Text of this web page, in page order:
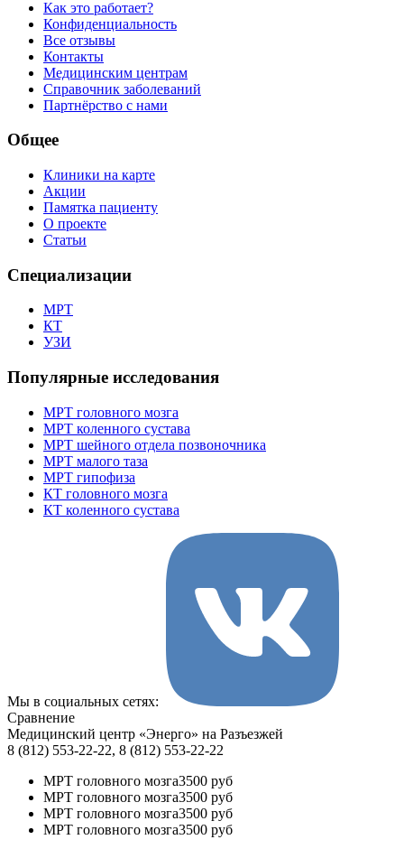
Как это работает?
Конфиденциальность
Все отзывы
Контакты
Медицинским центрам
Справочник заболеваний
Партнёрство с нами
Общее
Клиники на карте
Акции
Памятка пациенту
О проекте
Статьи
Специализации
МРТ
КТ
УЗИ
Популярные исследования
МРТ головного мозга
МРТ коленного сустава
МРТ шейного отдела позвоночника
МРТ малого таза
МРТ гипофиза
КТ головного мозга
КТ коленного сустава
Мы в социальных сетях:
Сравнение
Медицинский центр «Энерго» на Разъезжей
8 (812) 553-22-22, 8 (812) 553-22-22
МРТ головного мозга3500 руб
МРТ головного мозга3500 руб
МРТ головного мозга3500 руб
МРТ головного мозга3500 руб